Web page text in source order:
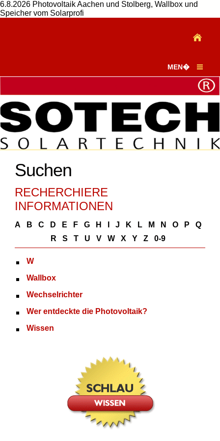
6.8.2026 Photovoltaik Aachen und Stolberg, Wallbox und
Speicher vom Solarprofi
MEN�
Suchen
RECHERCHIERE
INFORMATIONEN
A B C D E F G H J K L M N O P
Q
R
S T U V W X Y Z 0-9
W
Wallbox
Wechselrichter
Wer entdeckte die Photovoltaik?
Wissen